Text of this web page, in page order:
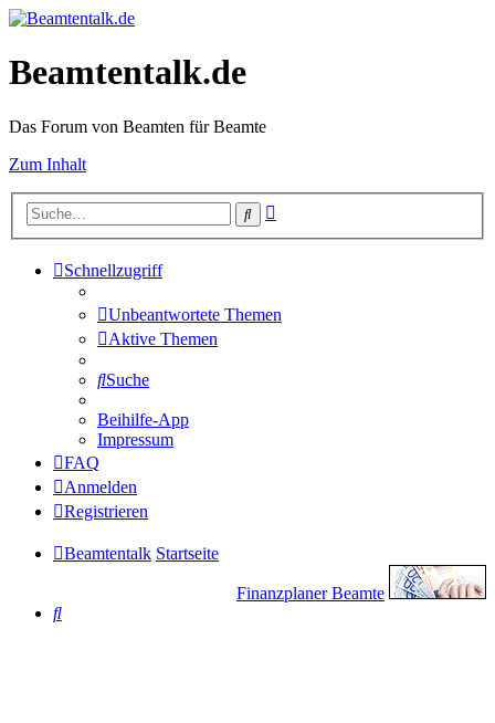
Beamtentalk.de
Das Forum von Beamten für Beamte
Zum Inhalt
Suche
Schnellzugriff
Unbeantwortete Themen
Aktive Themen
Suche
Beihilfe-App
Impressum
FAQ
Anmelden
Registrieren
Beamtentalk Startseite
Finanzplaner Beamte
Suche